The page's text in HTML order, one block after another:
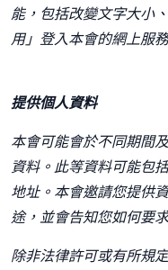
能，包括改變文字大小
用」登入本會的網上服
提供個人資料
本會可能會於不同期間
資料。此等資料可能包
地址。本會邀請您提供
途，並會告知您如何要
除非法律許可或有所規